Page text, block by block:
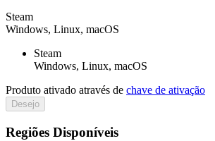
Steam
Windows, Linux, macOS
Steam
Windows, Linux, macOS
Produto ativado através de chave de ativação
Desejo
Regiões Disponíveis